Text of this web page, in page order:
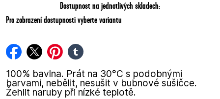
Dostupnost na jednotlivých skladech:
Pro zobrazení dostupnosti vyberte variantu
facebook
twitterpinterest
tumblr
100% bavlna. Prát na 30°C s podobnými
barvami, nebělit, nesušit v bubnové sušičce.
Žehlit naruby při nízké teplotě.